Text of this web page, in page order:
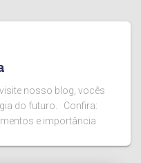
nosso blog, vocês
do futuro. Confira:
e importância